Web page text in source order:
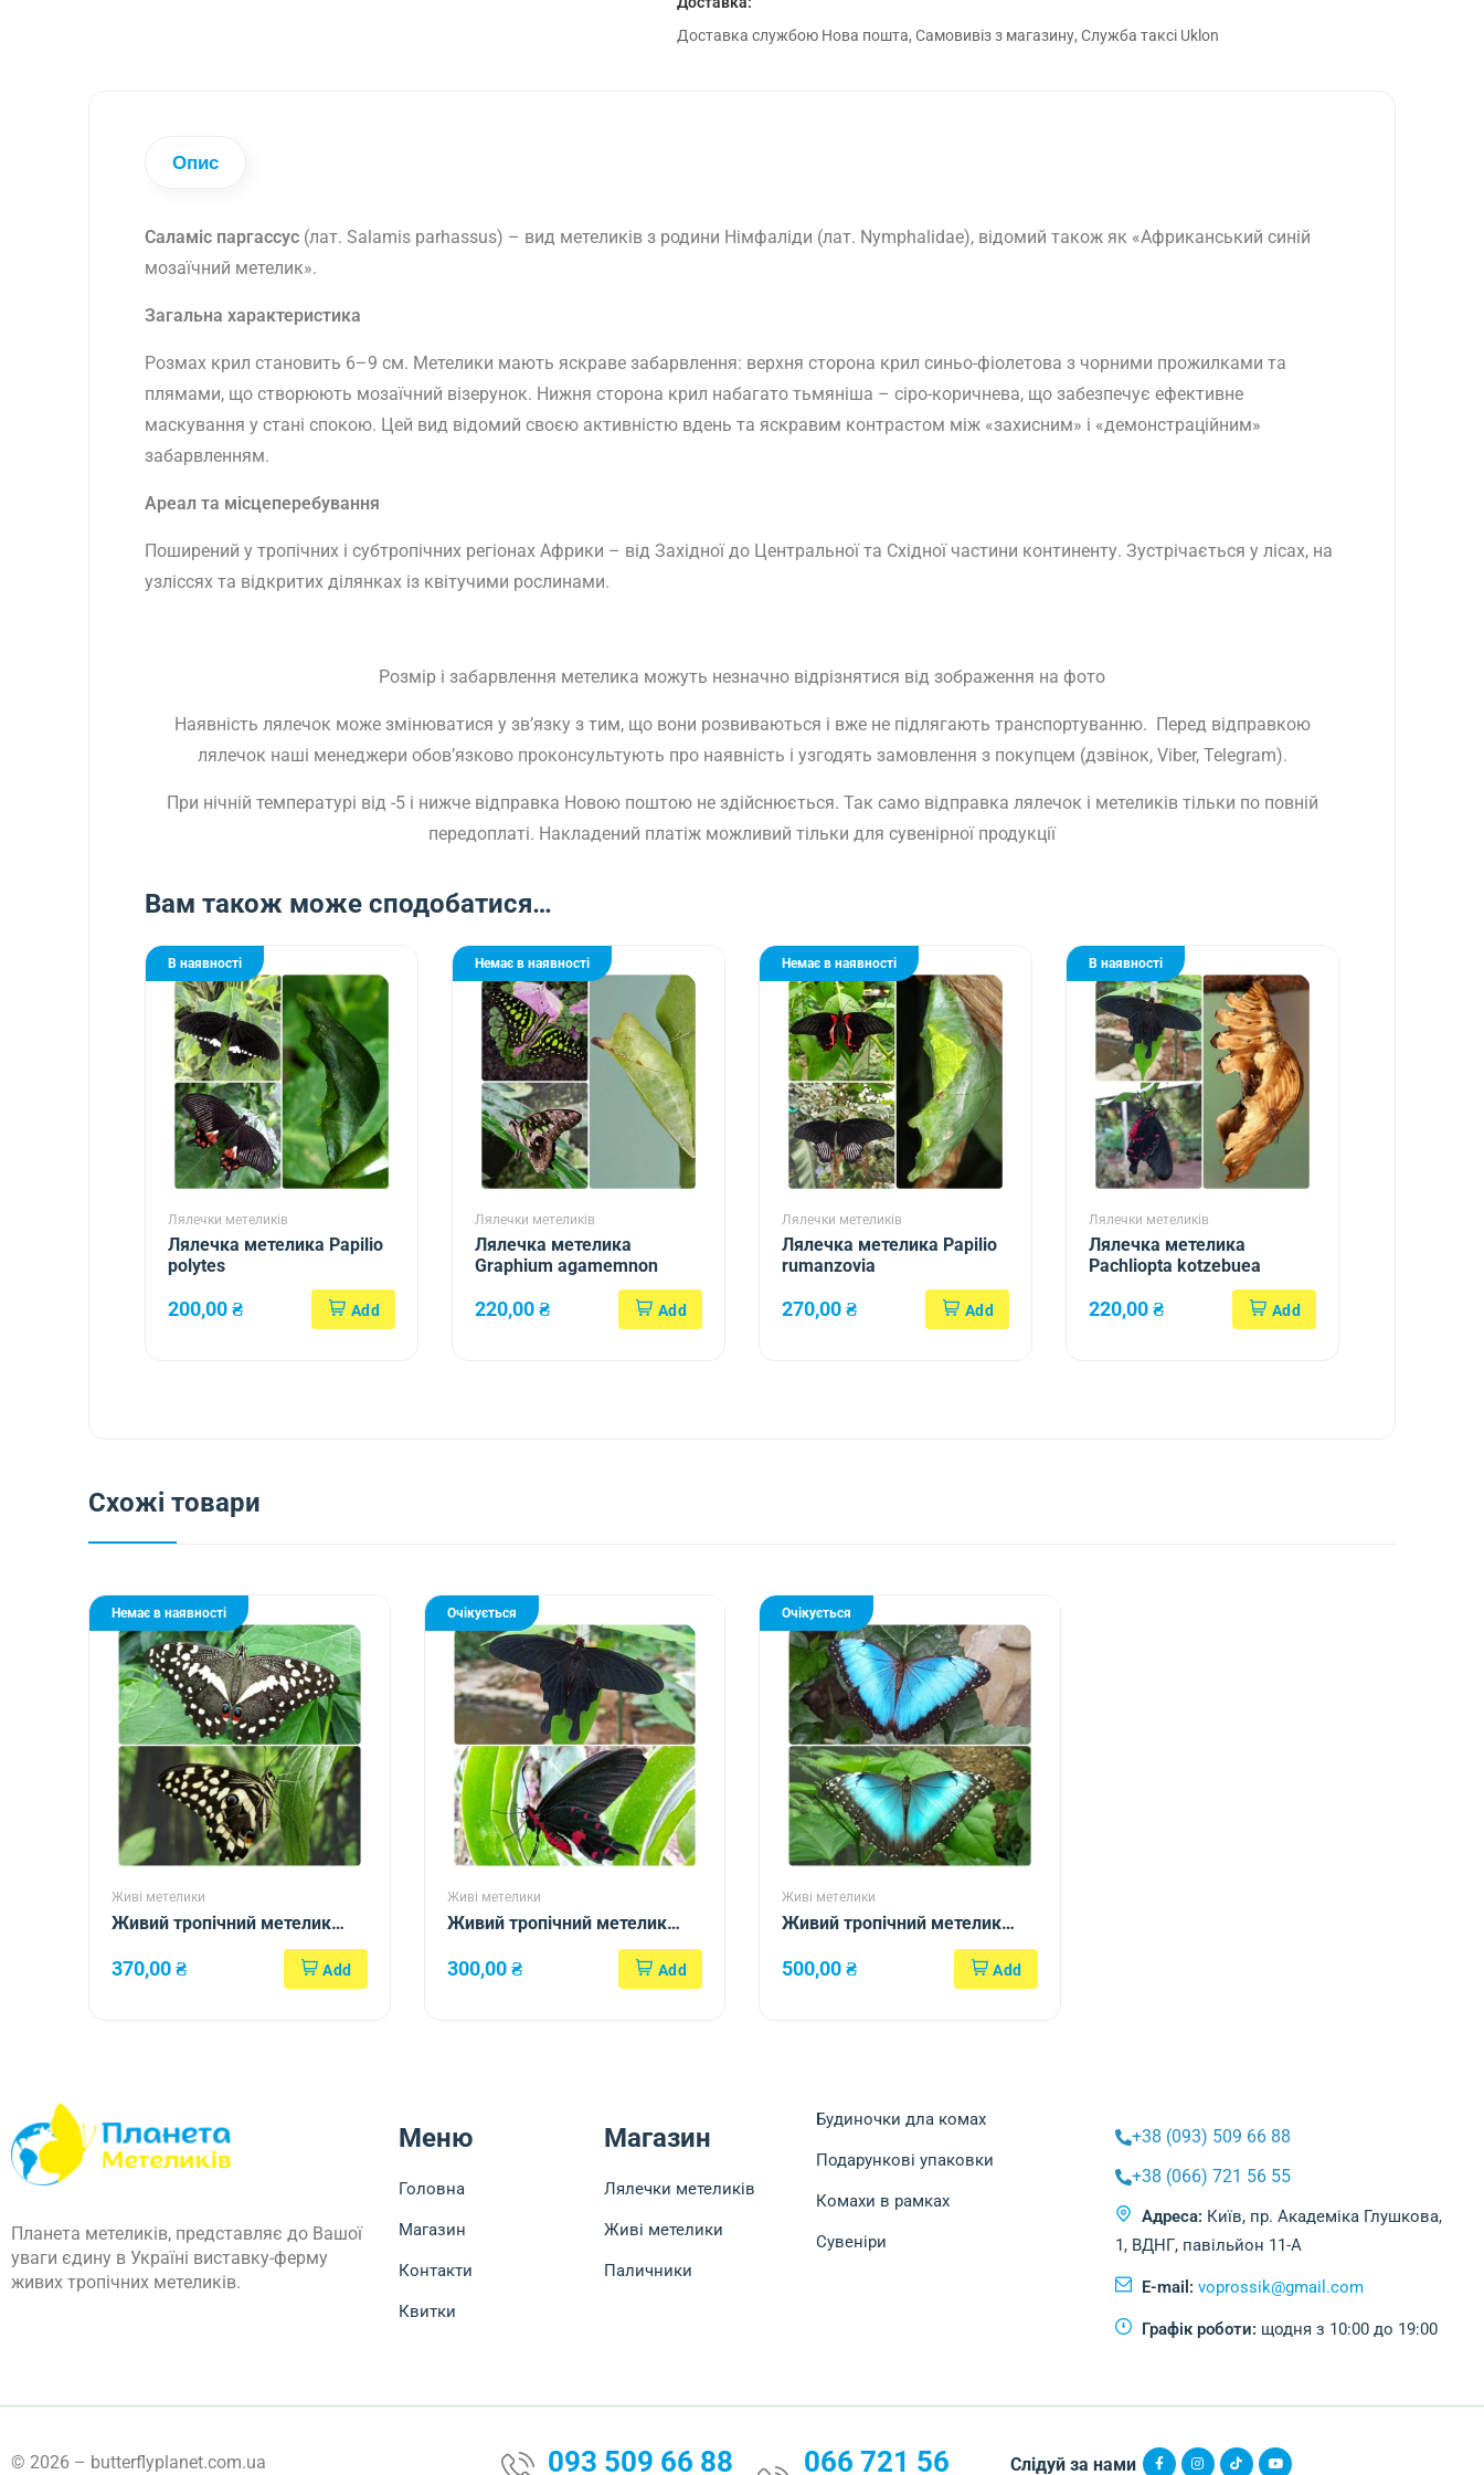
Доставка службою Нова пошта, Самовивіз з магазину, Служба таксі Uklon
Опис
Саламіс паргассус (лат. Salamis parhassus) – вид метеликів з родини Німфаліди (лат. Nymphalidae), відомий також як «Африканський синій
мозаїчний метелик».
Загальна характеристика
Розмах крил становить 6–9 см. Метелики мають яскраве забарвлення: верхня сторона крил синьо-фіолетова з чорними прожилками та
плямами, що створюють мозаїчний візерунок. Нижня сторона крил набагато тьмяніша – сіро-коричнева, що забезпечує ефективне
маскування у стані спокою. Цей вид відомий своєю активністю вдень та яскравим контрастом між «захисним» і «демонстраційним»
забарвленням.
Ареал та місцеперебування
Поширений у тропічних і субтропічних регіонах Африки – від Західної до Центральної та Східної частини континенту. Зустрічається у лісах, на
узліссях та відкритих ділянках із квітучими рослинами.
Розмір і забарвлення метелика можуть незначно відрізнятися від зображення на фото
Наявність лялечок може змінюватися у зв’язку з тим, що вони розвиваються і вже не підлягають транспортуванню. Перед відправкою
лялечок наші менеджери обов’язково проконсультують про наявність і узгодять замовлення з покупцем (дзвінок, Viber, Telegram).
При нічній температурі від -5 і нижче відправка Новою поштою не здійснюється. Так само відправка лялечок і метеликів тільки по повній
передоплаті. Накладений платіж можливий тільки для сувенірної продукції
Вам також може сподобатися…
В наявності
Лялечки метеликів
Лялечка метелика Papilio
polytes
200,00₴
Немає в наявності
Лялечки метеликів
Лялечка метелика
Graphium agamemnon
220,00₴
Немає в наявності
Лялечки метеликів
Лялечка метелика Papilio
rumanzovia
270,00₴
В наявності
Лялечки метеликів
Лялечка метелика
Pachliopta kotzebuea
220,00₴
Схожі товари
Немає в наявності
Живі метелики
Живий тропічний метелик
370,00₴
Очікується
Живі метелики
Живий тропічний метелик
Pachliopta kotzebuea
300,00₴
Очікується
Живі метелики
Живий тропічний метелик
Morpho helenor ssp Carillensis
500,00₴
Планета метеликів, представляє до Вашої
уваги єдину в Україні виставку-ферму
живих тропічних метеликів.
Меню
Головна
Магазин
Контакти
Квитки
Магазин
Лялечки метеликів
Живі метелики
Паличники
Будиночки дла комах
Подарункові упаковки
Комахи в рамках
Сувеніри
+38 (093) 509 66 88
+38 (066) 721 56 55
Адреса: Київ, пр. Академіка Глушкова,
1, ВДНГ, павільйон 11-А
E-mail: voprossik@gmail.com
Графік роботи: щодня з 10:00 до 19:00
© 2026 – butterflyplanet.com.ua 093 509 66 88
066 721 56
Слідуй за нами